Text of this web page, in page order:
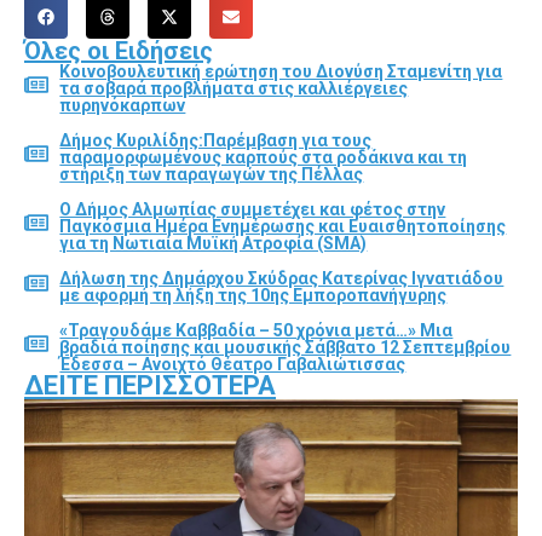
Όλες οι Ειδήσεις
Κοινοβουλευτική ερώτηση του Διονύση Σταμενίτη για
τα σοβαρά προβλήματα στις καλλιέργειες
πυρηνόκαρπων
Δήμος Κυριλίδης:Παρέμβαση για τους
παραμορφωμένους καρπούς στα ροδάκινα και τη
στήριξη των παραγωγών της Πέλλας
Ο Δήμος Αλμωπίας συμμετέχει και φέτος στην
Παγκόσμια Ημέρα Ενημέρωσης και Ευαισθητοποίησης
για τη Νωτιαία Μυϊκή Ατροφία (SMA)
Δήλωση της Δημάρχου Σκύδρας Κατερίνας Ιγνατιάδου
με αφορμή τη λήξη της 10ης Εμποροπανήγυρης
«Τραγουδάμε Καββαδία – 50 χρόνια μετά…» Μια
βραδιά ποίησης και μουσικής Σάββατο 12 Σεπτεμβρίου
Έδεσσα – Ανοιχτό Θέατρο Γαβαλιώτισσας
ΔΕΊΤΕ ΠΕΡΙΣΣΌΤΕΡΑ